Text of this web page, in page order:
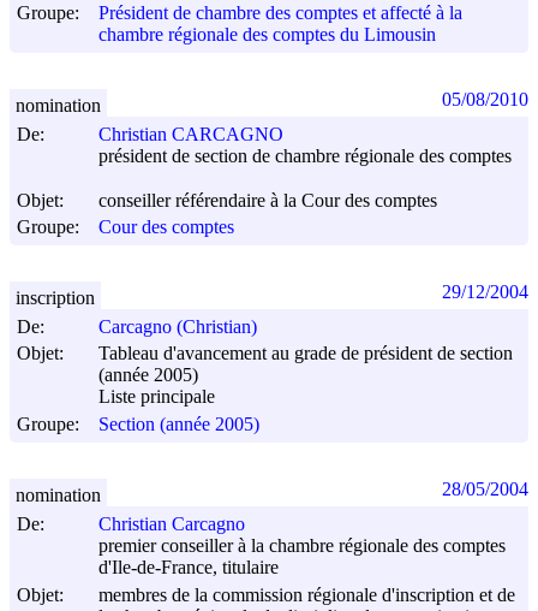
Groupe:
Président de chambre des comptes et affecté à la
chambre régionale des comptes du Limousin
De:
Christian CARCAGNO
président de section de chambre régionale des comptes
Objet:
conseiller référendaire à la Cour des comptes
Groupe:
Cour des comptes
nomination 05/08/2010
De:
Carcagno (Christian)
Objet:
Tableau d'avancement au grade de président de section
(année 2005)
Liste principale
Groupe:
Section (année 2005)
inscription 29/12/2004
De:
Christian Carcagno
premier conseiller à la chambre régionale des comptes
d'Ile-de-France, titulaire
Objet:
membres de la commission régionale d'inscription et de
nomination 28/05/2004